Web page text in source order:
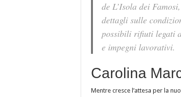
de L’Isola dei
dettagli sulle
possibili rifiuti legati
e impegni lavorativi.
Carolina
Mentre cresce l’attesa per la